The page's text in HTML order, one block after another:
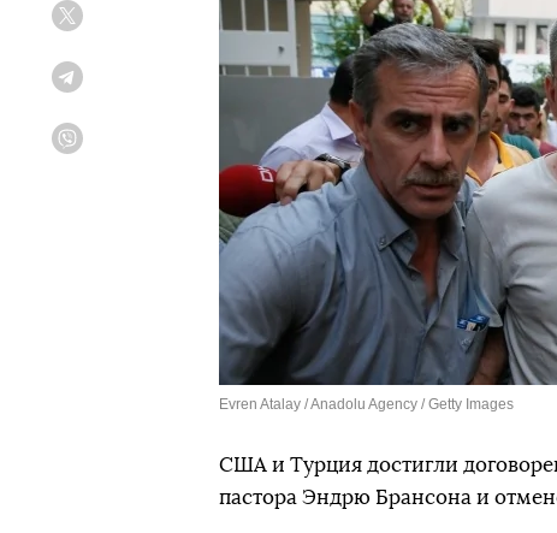
Evren Atalay / Anadolu Agency / Getty Images
США и Турция достигли
пастора Эндрю Брансона и